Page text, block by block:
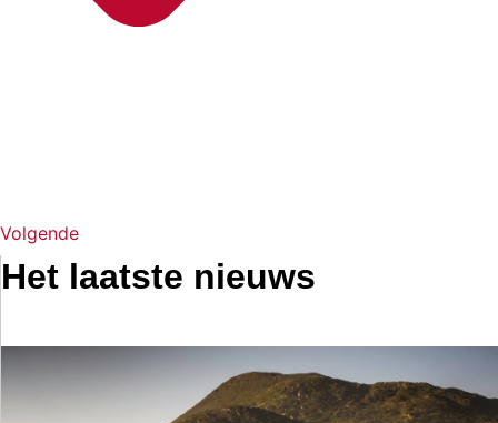
Volgende
Het laatste nieuws